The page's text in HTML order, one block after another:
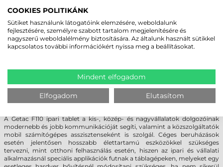
kétoldalú kommunikációt tesz lehetővé az eszközök között (pl.
adatgyűjtő vagy nyomtató) egymáshoz érintéssel vagy
egymáshoz nagyon közel helyezéssel (max. 4 cm). A felhasználók
nyomtatásokat indíthatnak, dokumentumokat, névjegyeket
oszthatnak meg, tranzakciókat kezdeményezhetnek,
információkat gyűjthetnek NFC kártyákról, vagy akár beléptető
soros (RS232), 10/100/1000 Ethernet vagy 2db USB 2.0 port-tal
bővíthető.
TERVEZZEN HOSSZÚTÁVRA!
A Getac F110 ipari tablet a kis-, közép- és nagyvállalatok dolgozóinak
modernebb és jobb kommunikációját segíti, valamint a közszolgáltatók
mobil számítógépes asszisztenseként is szolgál. Céges beruházások
esetén jelentősen hosszabb élettartamú eszközökkel szükséges
tervezni, mint otthoni felhasználás esetén, hiszen az ipari és vállalati
alkalmazásnál speciális applikációk futnak a táblagépeken, melyeket egy
COOKIES POLITIKÁNK
Sütiket használunk látogatóink elemzésére, weboldalunk
fejlesztésére, személyre szabott tartalom megjelenítésére és
nagyszerű weboldalélmény biztosítására. Az általunk használt sütikkel
kapcsolatos további információkért nyissa meg a beállításokat.
Mindent elfogadom
Elfogadom Elutasítom